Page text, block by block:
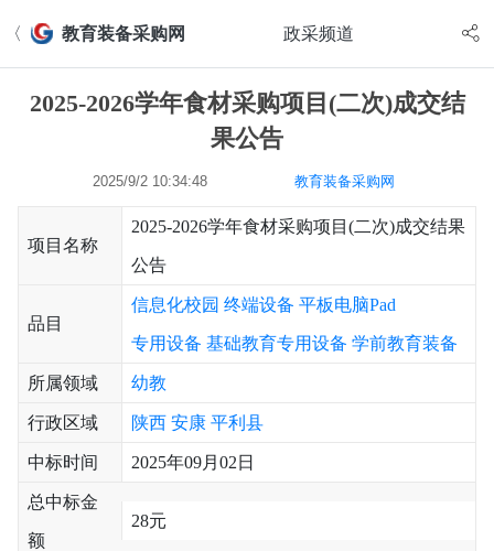
〈 教育装备采购网 政采频道
2025-2026学年食材采购项目(二次)成交结
果公告
2025/9/2 10:34:48 教育装备采购网
项目名称
2025-2026学年食材采购项目(二次)成交结果
公告
品目
信息化校园 终端设备 平板电脑Pad
专用设备 基础教育专用设备 学前教育装备
所属领域 幼教
行政区域 陕西 安康 平利县
中标时间 2025年09月02日
总中标金
额
28元